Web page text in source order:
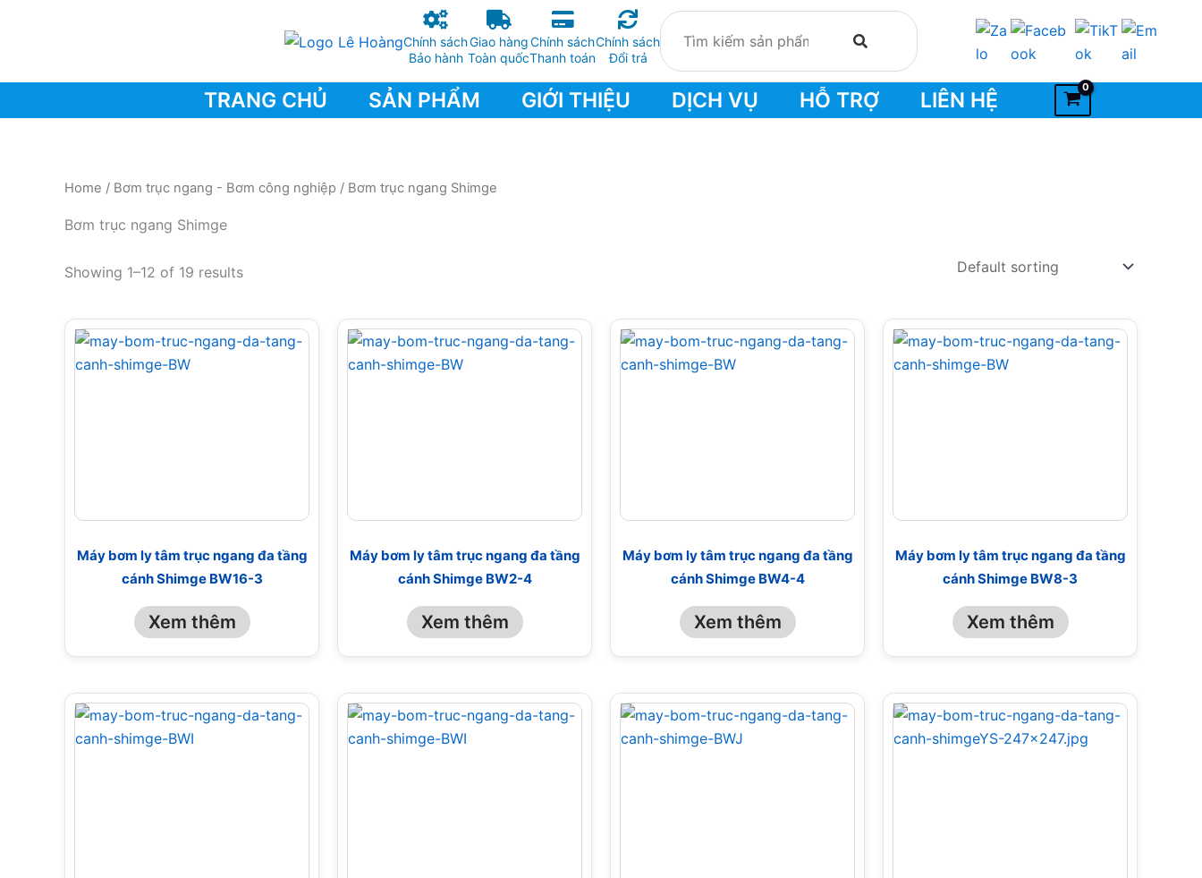
Chính sách
Bảo hành
Giao hàng
Toàn quốc
Chính sách
Thanh toán
Chính sách
Đổi trả
TRANG CHỦ SẢN PHẨM GIỚI THIỆU DỊCH VỤ HỖ TRỢ LIÊN HỆ
Home / Bơm trục ngang - Bơm công nghiệp / Bơm trục ngang Shimge
Bơm trục ngang Shimge
Showing 1–12 of 19 results
Máy bơm ly tâm trục ngang đa tầng
cánh Shimge BW16-3
Xem thêm
Máy bơm ly tâm trục ngang đa tầng
cánh Shimge BW2-4
Xem thêm
Máy bơm ly tâm trục ngang đa tầng
cánh Shimge BW4-4
Xem thêm
Máy bơm ly tâm trục ngang đa tầng
cánh Shimge BW8-3
Xem thêm